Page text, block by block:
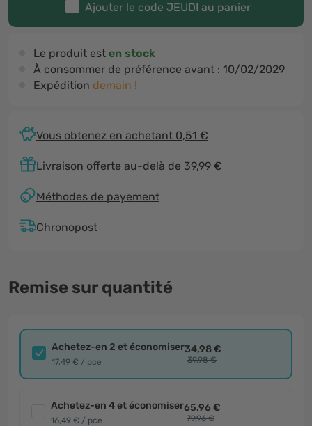
Ajouter le code JEUDI au panier
Le produit est en stock
À consommer de préférence avant : 10/02/2029
Expédition demain !
Vous obtenez en achetant 0,51 €
Livraison offerte au-delà de 39,99 €
Méthodes de payement
Chronopost
Remise sur quantité
Achetez-en 2 et économiser
17,49 € / pce
34,98 €
39,98 €
Achetez-en 4 et économiser
16,49 € / pce
65,96 €
79,96 €